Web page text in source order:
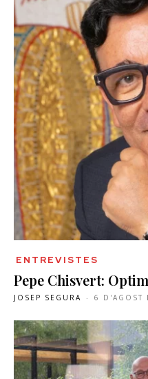
ENTREVISTES
Pepe Chisvert:
JOSEP SEGURA - 6 D'AGOST